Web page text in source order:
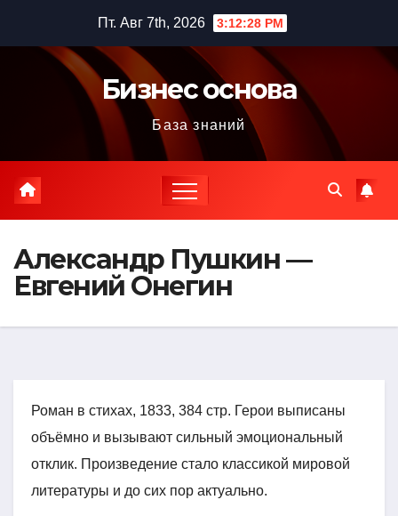
содержимому
Пт. Авг 7th, 2026 3:12:29 PM
Бизнес основа
База знаний
Александр Пушкин —
Евгений Онегин
Роман в стихах, 1833, 384 стр. Герои выписаны
объёмно и вызывают сильный эмоциональный
отклик. Произведение стало классикой мировой
литературы и до сих пор актуально.